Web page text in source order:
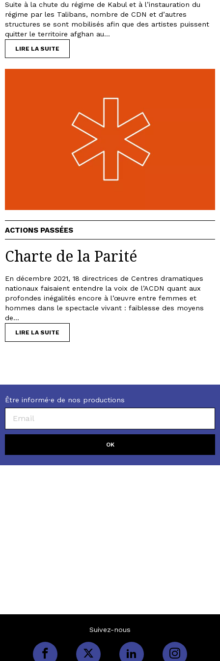
Suite à la chute du régime de Kabul et à l’instauration du
régime par les Talibans, nombre de CDN et d’autres
structures se sont mobilisés afin que des artistes puissent
quitter le territoire afghan au...
LIRE LA SUITE
ACTIONS PASSÉES
Charte de la Parité
En décembre 2021, 18 directrices de Centres dramatiques
nationaux faisaient entendre la voix de l’ACDN quant aux
profondes inégalités encore à l’œuvre entre femmes et
hommes dans le spectacle vivant : faiblesse des moyens
de...
LIRE LA SUITE
Être informé·e de nos productions
Suivez-nous